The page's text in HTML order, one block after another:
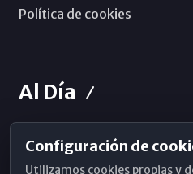
Política de cookies
Al Día
Horarios de Misa
Configuración de
Utilizamos cookies propias y